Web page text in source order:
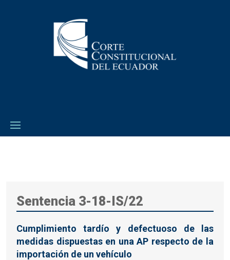
Sentencia 3-18-IS/22
Cumplimiento tardío y defectuoso de las
medidas dispuestas en una AP respecto de la
importación de un vehículo